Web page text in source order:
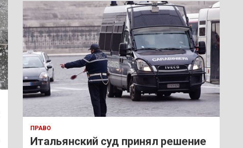
к
ПРАВО
Итальянский суд принял решение